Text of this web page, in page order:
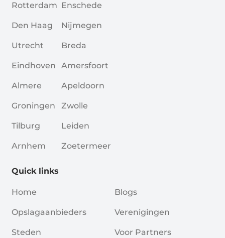
Rotterdam
Den Haag
Utrecht
Eindhoven
Almere
Groningen
Tilburg
Arnhem
Enschede
Nijmegen
Breda
Amersfoort
Apeldoorn
Zwolle
Leiden
Zoetermeer
Quick links
Home
Opslagaanbieders
Steden
Blogs
Verenigingen
Voor Partners